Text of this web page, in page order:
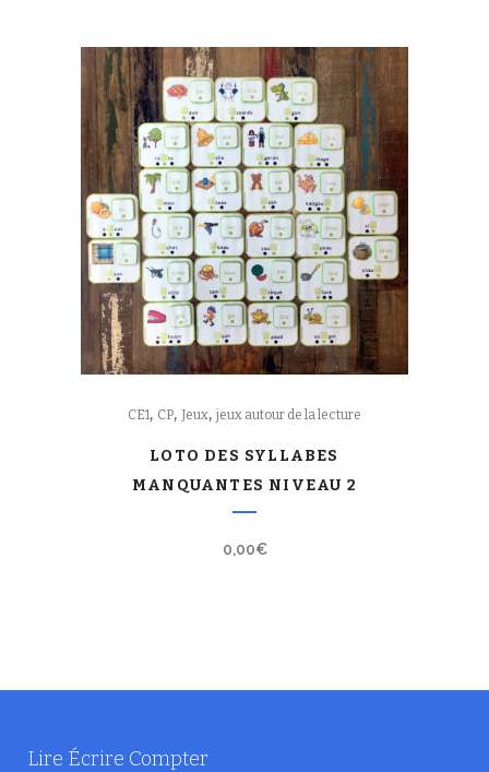
CE1, CP, Jeux, jeux autour de la lecture
LOTO DES SYLLABES
MANQUANTES NIVEAU 2
0,00€
Lire Écrire Compter